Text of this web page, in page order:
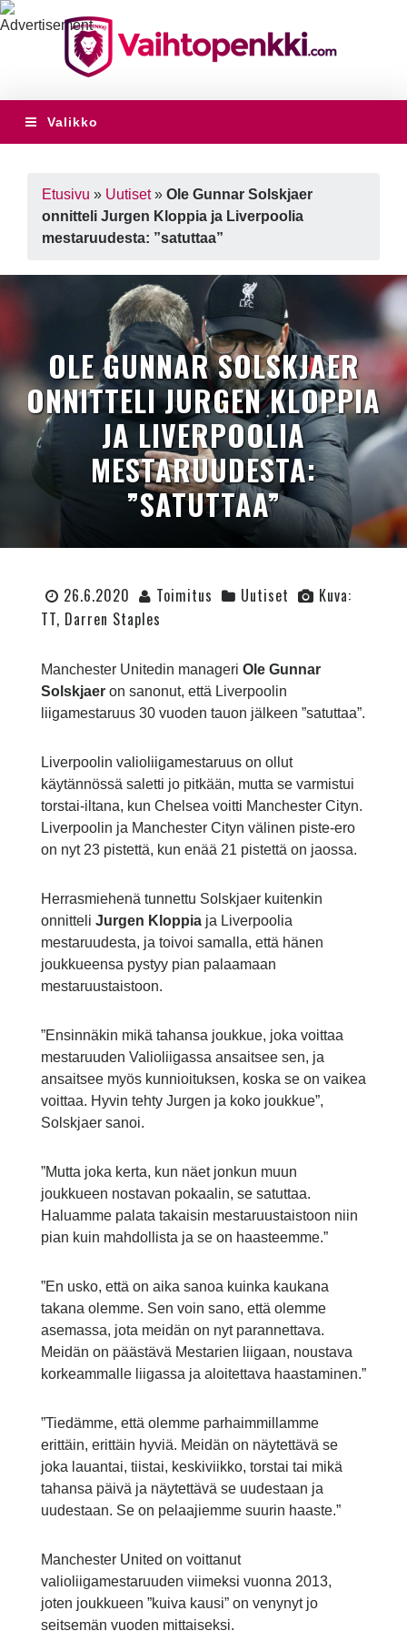
Valikko
Etusivu » Uutiset» Ole Gunnar Solskjaer
onnitteli Jurgen Kloppia ja Liverpoolia
mestaruudesta: ”satuttaa”
OLE GUNNAR SOLSKJAER
ONNITTELI JURGEN KLOPPIA
JA LIVERPOOLIA
MESTARUUDESTA:
”SATUTTAA”
26.6.2020 Toimitus Uutiset
Kuva:
TT, Darren Staples
Manchester Unitedin manageri Ole Gunnar
Solskjaeron sanonut, että Liverpoolin
liigamestaruus 30 vuoden tauon jälkeen ”satuttaa”.
Liverpoolin valioliigamestaruus on ollut
käytännössä saletti jo pitkään, mutta se varmistui
torstai-iltana, kun Chelsea voitti Manchester Cityn.
Liverpoolin ja Manchester Cityn välinen piste-ero
on nyt 23 pistettä, kun enää 21 pistettä on jaossa.
Herrasmiehenä tunnettu Solskjaer kuitenkin
onnitteli Jurgen Kloppiaja Liverpoolia
mestaruudesta, ja toivoi samalla, että hänen
joukkueensa pystyy pian palaamaan
mestaruustaistoon.
”Ensinnäkin mikä tahansa joukkue, joka voittaa
mestaruuden Valioliigassa ansaitsee sen, ja
ansaitsee myös kunnioituksen, koska se on vaikea
voittaa. Hyvin tehty Jurgen ja koko joukkue”,
Solskjaer sanoi.
”Mutta joka kerta, kun näet jonkun muun
joukkueen nostavan pokaalin, se satuttaa.
Haluamme palata takaisin mestaruustaistoon niin
pian kuin mahdollista ja se on haasteemme.”
”En usko, että on aika sanoa kuinka kaukana
takana olemme. Sen voin sano, että olemme
asemassa, jota meidän on nyt parannettava.
Meidän on päästävä Mestarien liigaan, noustava
korkeammalle liigassa ja aloitettava haastaminen.”
”Tiedämme, että olemme parhaimmillamme
erittäin, erittäin hyviä. Meidän on näytettävä se
joka lauantai, tiistai, keskiviikko, torstai tai mikä
tahansa päivä ja näytettävä se uudestaan ja
uudestaan. Se on pelaajiemme suurin haaste.”
Manchester United on voittanut
valioliigamestaruuden viimeksi vuonna 2013,
joten joukkueen ”kuiva kausi” on venynyt jo
seitsemän vuoden mittaiseksi.